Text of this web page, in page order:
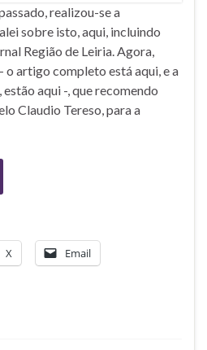
realizou-se a
sobre isto, aqui, incluindo
Região de Leiria. Agora,
artigo completo está aqui, e a
aqui -, que recomendo
Claudio Tereso, para a
X Email